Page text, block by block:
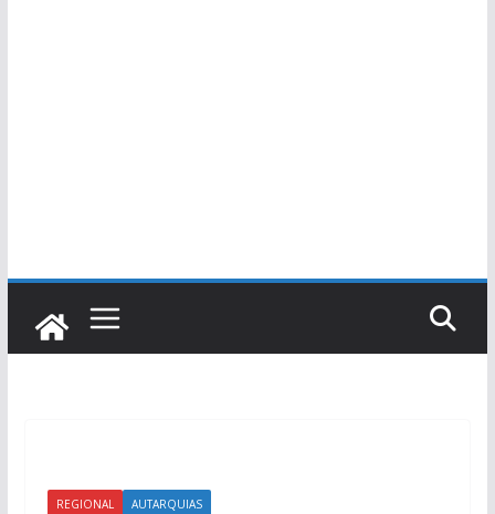
REGIONAL AUTARQUIAS